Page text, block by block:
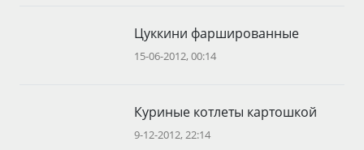
Цуккини фаршированные
15-06-2012, 00:14
Куриные котлеты картошкой
9-12-2012, 22:14